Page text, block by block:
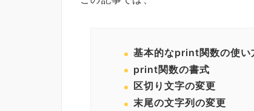
基本的なprint関数の使い
print関数の書式
区切り文字の変更
末尾の文字列の変更